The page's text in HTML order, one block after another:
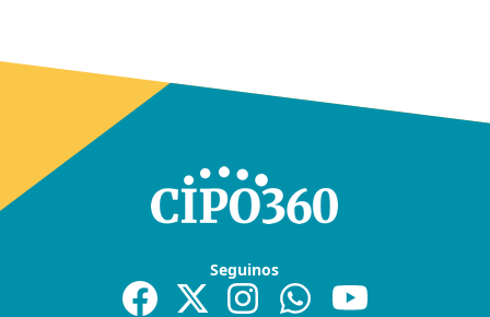
Seguinos